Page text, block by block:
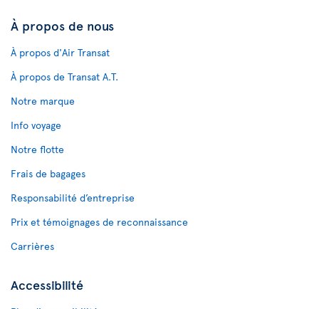
À propos de nous
À propos d'Air Transat
À propos de Transat A.T.
Notre marque
Info voyage
Notre flotte
Frais de bagages
Responsabilité d’entreprise
Prix et témoignages de reconnaissance
Carrières
Accessibilité